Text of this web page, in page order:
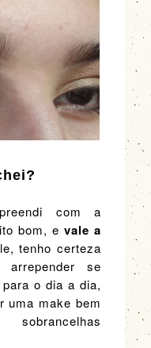
com a
bom, e vale a
tenho certeza
se
o dia a dia,
uma make bem